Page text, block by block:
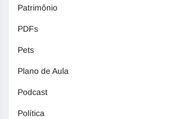
Patrimônio
PDFs
Pets
Plano de Aula
Podcast
Política